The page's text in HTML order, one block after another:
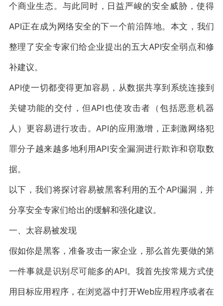
个商业生态。与此同时，日益严峻的安全威胁，使得
API正在成为网络安全的下一个前沿阵地。本文，我们
整理了安全专家们给企业提出的五大API安全弱点和修
补建议。
API使一切都变得更加容易，从数据共享到系统连接到
关键功能的交付，但API也使攻击者（包括恶意机器
人）更容易进行攻击。API的应用激增，正刺激网络犯
罪分子越来越多地利用API安全漏洞进行欺诈和窃取数
据。
以下，我们将探讨容易被黑客利用的五个API漏洞，并
分享安全专家们给出的缓解和强化建议。
一、太容易被发现
假如你是黑客，准备攻击一家企业，那么首先要做的第
一件事就是识别尽可能多的API。我首先按常规方式使
用目标应用程序，在浏览器中打开Web应用程序或者在